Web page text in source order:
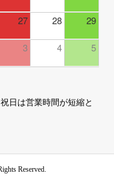
27 28 29
3 4 5
日は営業時間が短縮と
Reserved.